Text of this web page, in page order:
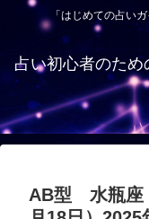
「はじめての占い
占い初心者のた
AB型 水瓶座